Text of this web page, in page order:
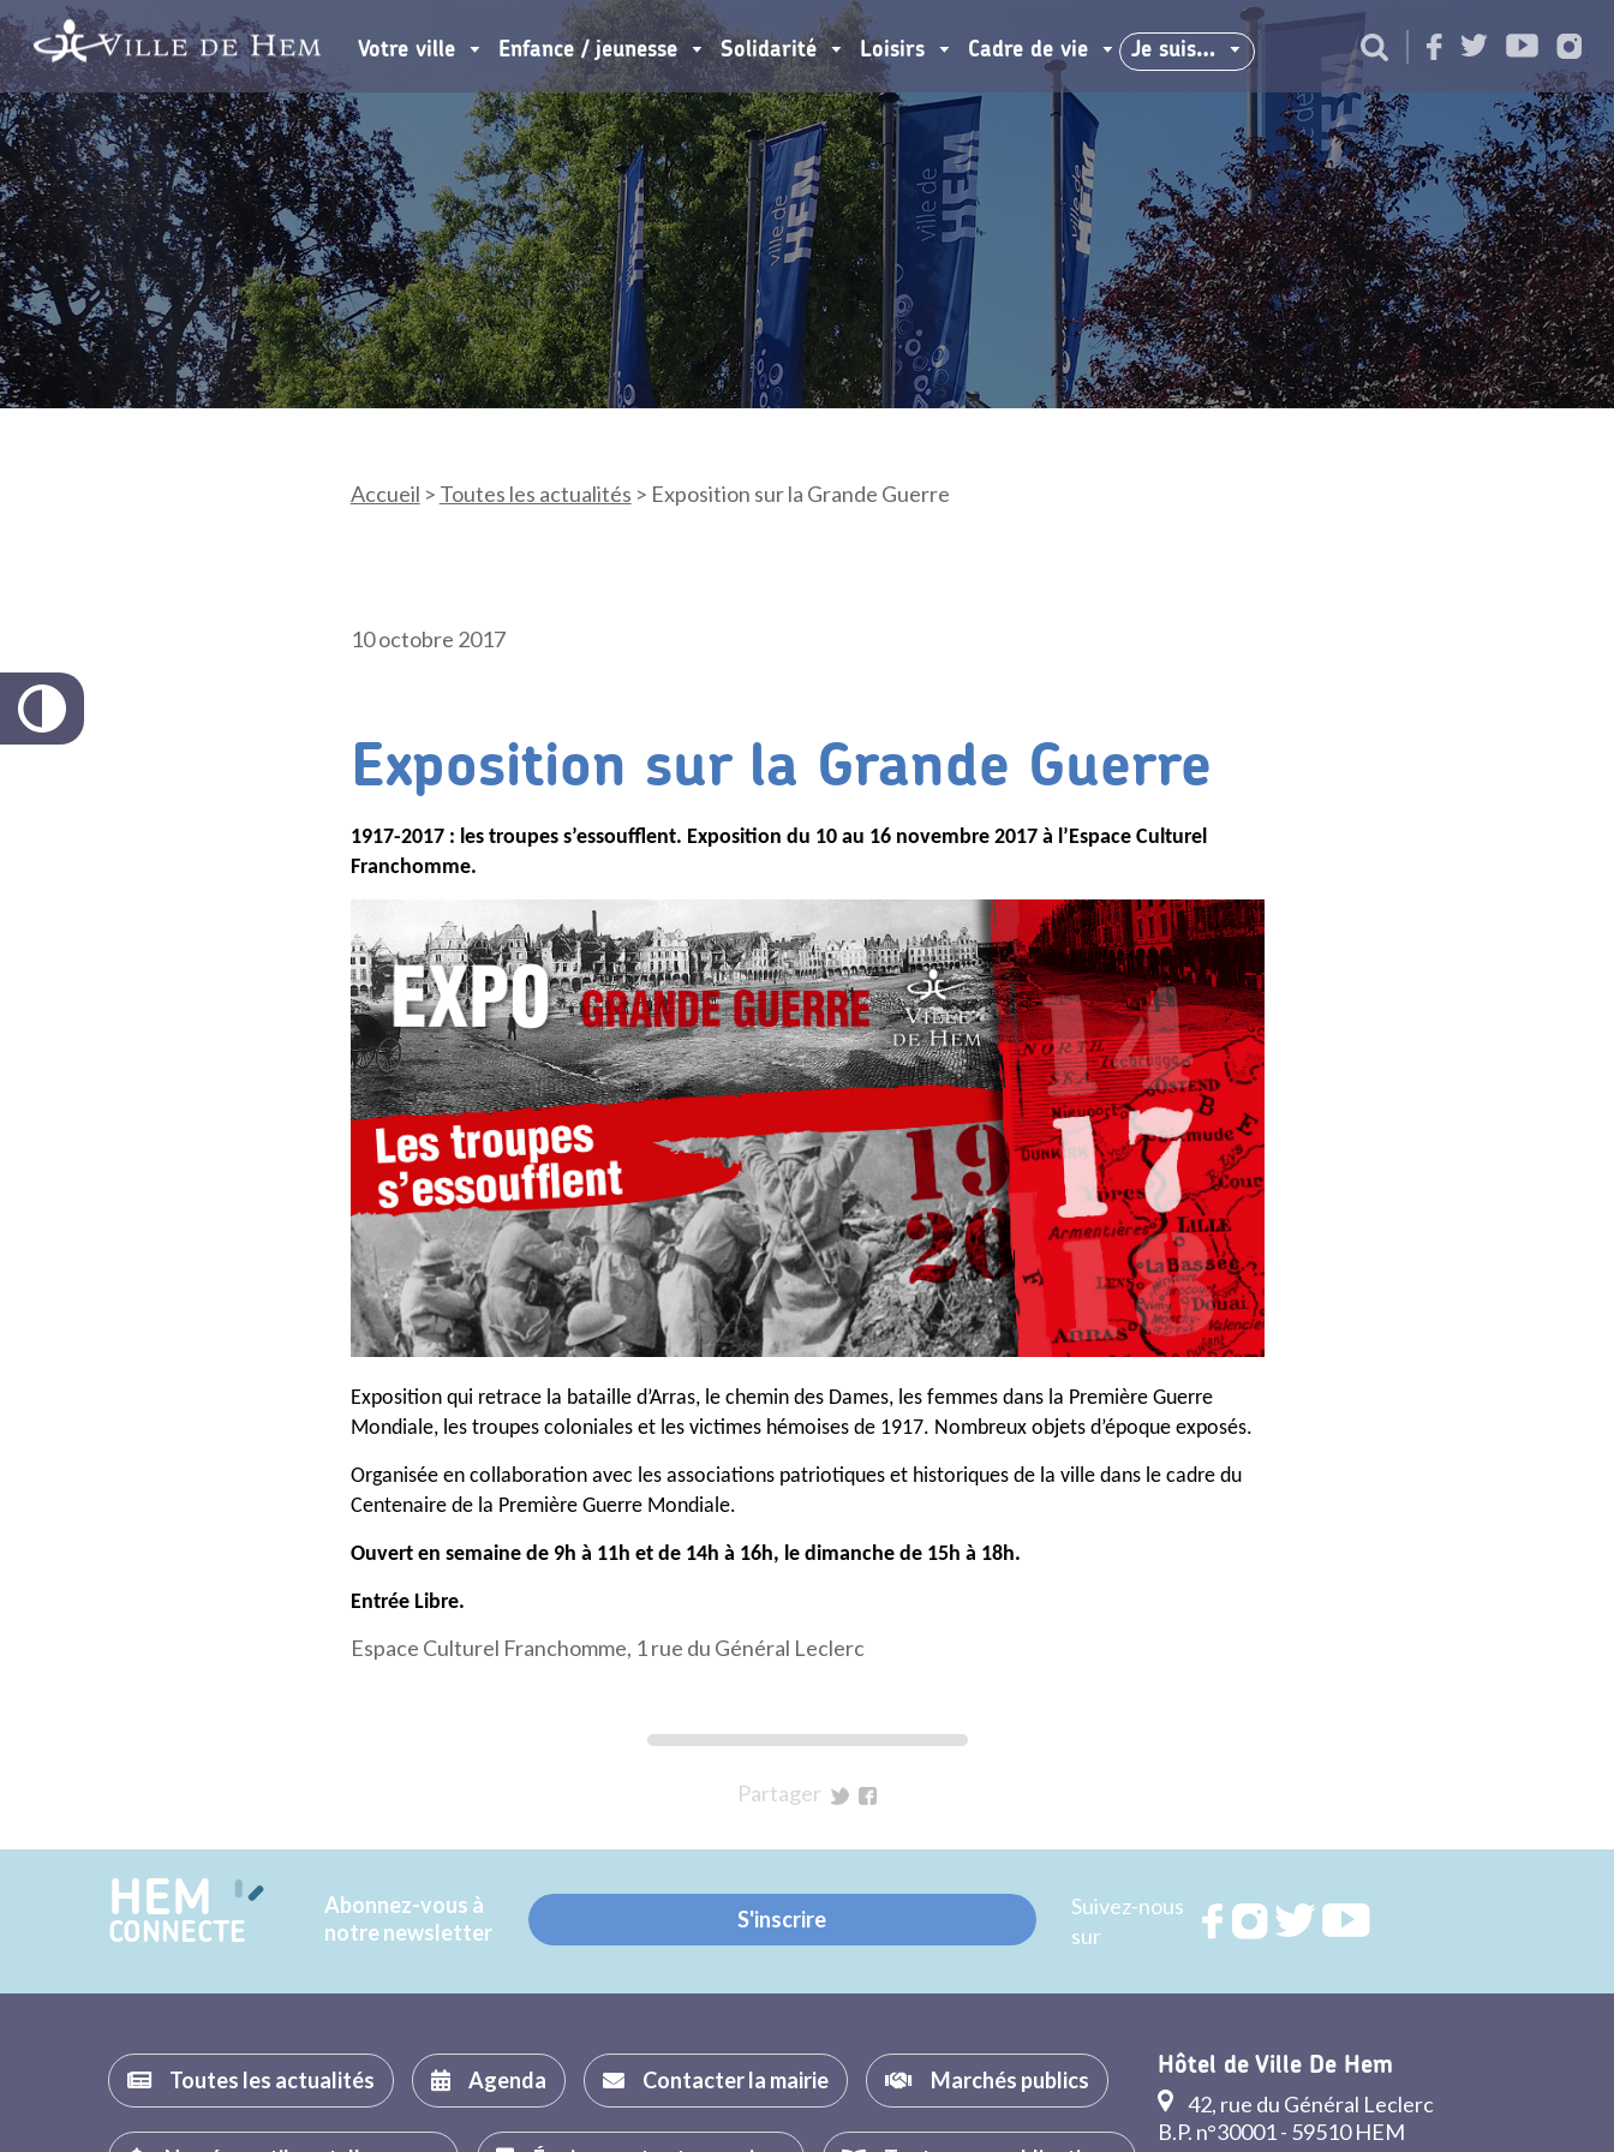
Votre ville Enfance / jeunesse Solidarité Loisirs Cadre de vie Je suis…
Accueil > Toutes les actualités > Exposition sur la Grande Guerre
10 octobre 2017
Exposition sur la Grande Guerre
1917-2017 : les troupes s’essoufflent. Exposition du 10 au 16 novembre 2017 à l’Espace Culturel
Franchomme.
Exposition qui retrace la bataille d’Arras, le chemin des Dames, les femmes dans la Première Guerre
Mondiale, les troupes coloniales et les victimes hémoises de 1917. Nombreux objets d’époque exposés.
Organisée en collaboration avec les associations patriotiques et historiques de la ville dans le cadre du
Centenaire de la Première Guerre Mondiale.
Ouvert en semaine de 9h à 11h et de 14h à 16h, le dimanche de 15h à 18h.
Entrée Libre.
Espace Culturel Franchomme, 1 rue du Général Leclerc
Partager
Twitter
Facebook
HEM
CONNECTE
Abonnez-vous à
notre newsletter
S'inscrire
Suivez-nous
sur
Rejoignez
RejoignezRejoignez
Toutes les actualités Agenda Contacter la mairie Marchés publics
Hôtel de Ville De Hem
42, rue du Général Leclerc
B.P. n°30001 - 59510 HEM